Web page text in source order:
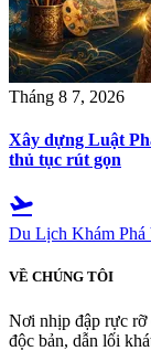
Tháng 8 7, 2026
Xây dựng Luật
thủ tục rút gọn
flight_takeoff
Du Lịch Khám Phá
VỀ CHÚNG TÔI
Nơi nhịp đập rực rỡ
độc bản, dẫn lối